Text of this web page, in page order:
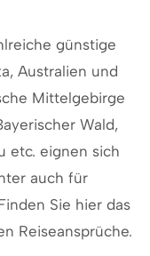
günstige
Australien und
Mittelgebirge
Wald,
etc. eignen sich
auch für
Sie hier das
Reiseansprüche.